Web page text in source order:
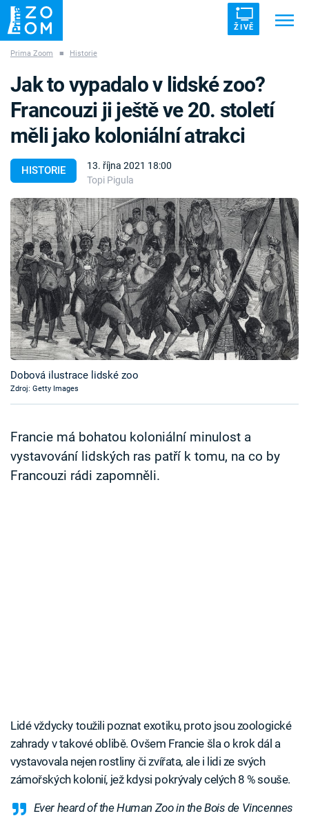
ŽIVĚ
ZÁHADY VETŘELCI DÁVNOVĚKU
Témata
Témata
Pořady
TV Program
Časopis
Sledujte prima+
Sledujte nás
Prima Zoom ■ Historie
HISTORIE
13. října 2021 18:00
Topi Pigula
Jak to vypadalo v lidské zoo?
Francouzi ji ještě ve 20. století
měli jako koloniální atrakci
Dobová ilustrace lidské zoo
Zdroj: Getty Images
Francie má bohatou koloniální minulost a
vystavování lidských ras patří k tomu, na co by
Francouzi rádi zapomněli.
Lidé vždycky toužili poznat exotiku, proto jsou zoologické
zahrady v takové oblibě. Ovšem Francie šla o krok dál a
vystavovala nejen rostliny či zvířata, ale i lidi ze svých
zámořských kolonií, jež kdysi pokrývaly celých 8 % souše.
Ever heard of the Human Zoo in the Bois de Vincennes